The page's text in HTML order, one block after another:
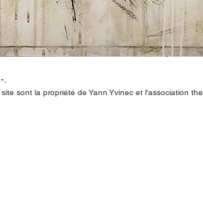
sculpteur, toulouse, dessins,
-.
sont la propriété de Yann Yvinec et l'association